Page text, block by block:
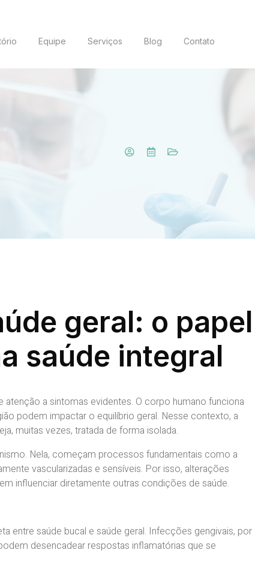
Equipe Serviços Blog Contato
geral: o papel
saúde integral
a sintomas evidentes. O corpo humano funciona
podem impactar o equilíbrio geral. Nesse contexto, a
muitas vezes, tratada de forma isolada.
Nela, começam processos fundamentais como a
vascularizadas e sensíveis. Por isso, alterações
influenciar diretamente outras condições de saúde.
entre saúde bucal e saúde geral. Infecções gengivais, por
desencadear respostas inflamatórias que se